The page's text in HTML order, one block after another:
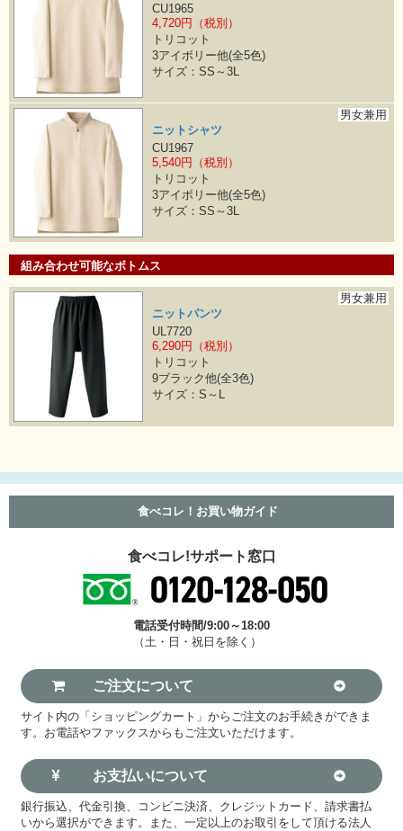
CU1965
4,720円（税別）
トリコット
3アイボリー他(全5色)
サイズ：SS～3L
男女兼用
ニットシャツ
CU1967
5,540円（税別）
トリコット
3アイボリー他(全5色)
サイズ：SS～3L
組み合わせ可能なボトムス
男女兼用
ニットパンツ
UL7720
6,290円（税別）
トリコット
9ブラック他(全3色)
サイズ：S～L
食べコレ！お買い物ガイド
食べコレ!サポート窓口
電話受付時間/9:00～18:00
（土・日・祝日を除く）
ご注文について
サイト内の「ショッピングカート」からご注文のお手続きができま
す。お電話やファックスからもご注文いただけます。
お支払いについて
銀行振込、代金引換、コンビニ決済、クレジットカード、請求書払
いから選択ができます。また、一定以上のお取引をして頂ける法人